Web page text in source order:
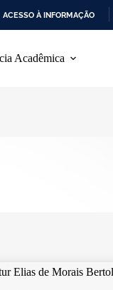
ACESSO À INFORMAÇÃO
Acadêmica